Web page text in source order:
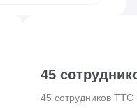
45
45 сотрудников ТТС